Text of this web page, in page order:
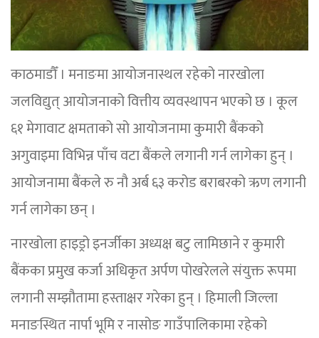
काठमाडौँ । मनाङमा आयोजनास्थल रहेको नारखोला
जलविद्युत् आयोजनाको वित्तीय व्यवस्थापन भएको छ । कूल
६१ मेगावाट क्षमताको सो आयोजनामा कुमारी बैंकको
अगुवाइमा विभिन्न पाँच वटा बैंकले लगानी गर्न लागेका हुन् ।
आयोजनामा बैंकले रु नौ अर्ब ६३ करोड बराबरको ऋण लगानी
गर्न लागेका छन् ।
नारखोला हाइड्रो इनर्जीका अध्यक्ष बटु लामिछाने र कुमारी
बैंकका प्रमुख कर्जा अधिकृत अर्पण पोखरेलले संयुक्त रूपमा
लगानी सम्झौतामा हस्ताक्षर गरेका हुन् । हिमाली जिल्ला
मनाङस्थित नार्पा भूमि र नासोङ गाउँपालिकामा रहेको